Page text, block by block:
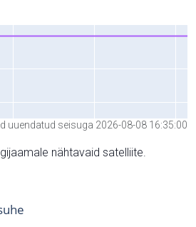
uuendatud seisuga 2026-08-08 16:35:00
nähtavaid satelliite.